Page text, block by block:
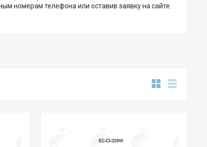
номерам телефона или оставив заявку на сайте.